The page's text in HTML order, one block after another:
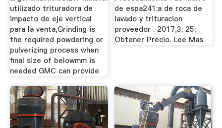
utilizado trituradora de
impacto de eje vertical
para la venta,Grinding is
the required powdering or
pulverizing process when
final size of belowmm is
needed GMC can provide
de espa241;a de roca de
lavado y trituracion
proveedor . 2017,3; 25;
Obtener Precio. Lee Mas